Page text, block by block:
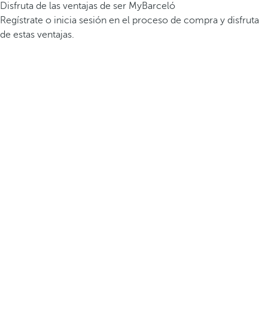
Disfruta de las ventajas de ser MyBarceló
Regístrate o inicia sesión en el proceso de compra y disfruta
de estas ventajas.